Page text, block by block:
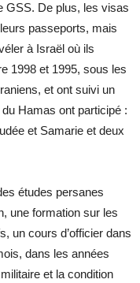
GSS. De plus, les visas
passeports, mais
à Israël où ils
1998 et 1995, sous les
et ont suivi un
Hamas ont participé :
et Samarie et deux
études persanes
une formation sur les
un cours d’officier dans
dans les années
et la condition